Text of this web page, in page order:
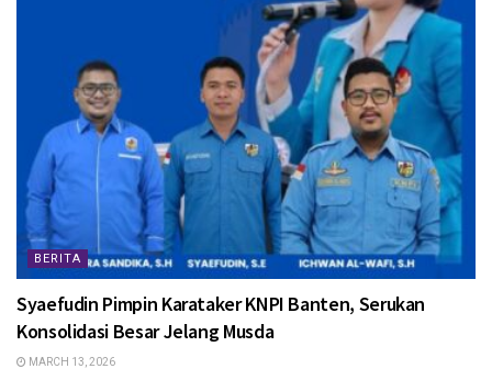
BERITA
Syaefudin Pimpin Karataker KNPI Banten, Serukan
Konsolidasi Besar Jelang Musda
MARCH 13, 2026